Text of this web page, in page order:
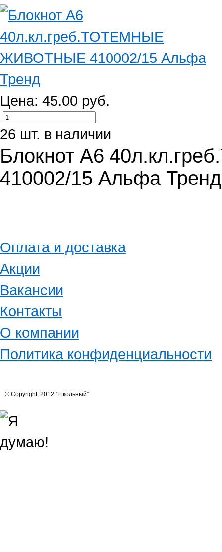
Цена: 45.00 руб.
26 шт. в наличии
Блокнот А6
410002/15 Альфа Тренд
Оплата и доставка
Акции
Вакансии
Контакты
О компании
Политика конфиденциальности
© Copyright. 2012 “Школьный”